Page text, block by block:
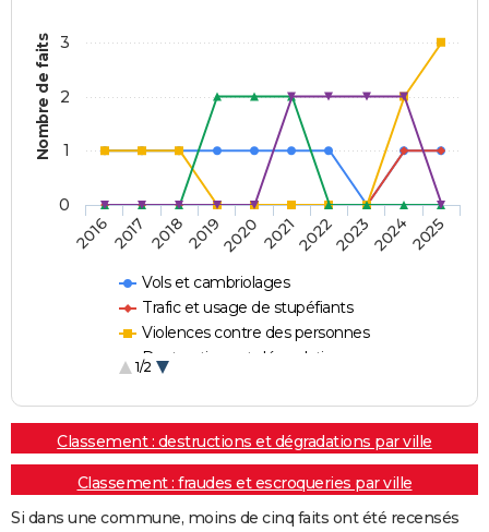
Nombre de faits
Vols et cambriolages
Trafic et usage de stupéfiants
Violences contre des personnes
Destructions et dégradations
1/2
20162017 20182019202020212022202320242025
0
1
2
3
Classement : destructions et dégradations par ville
Classement : fraudes et escroqueries par ville
Si dans une commune, moins de cinq faits ont été recensés